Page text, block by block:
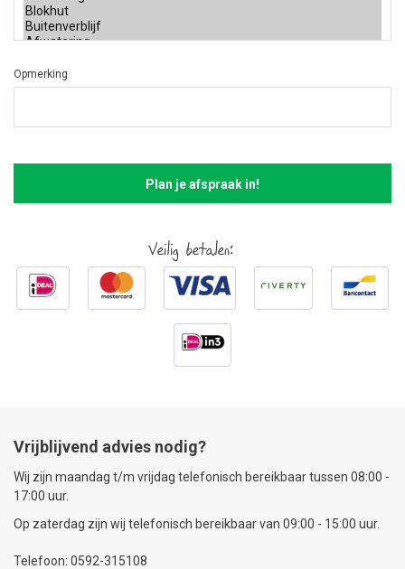
Opmerking
Plan je afspraak in!
Veilig betalen:
Vrijblijvend advies nodig?
Wij zijn maandag t/m vrijdag telefonisch bereikbaar tussen 08:00 -
17:00 uur.
Op zaterdag zijn wij telefonisch bereikbaar van 09:00 - 15:00 uur.
Telefoon: 0592-315108